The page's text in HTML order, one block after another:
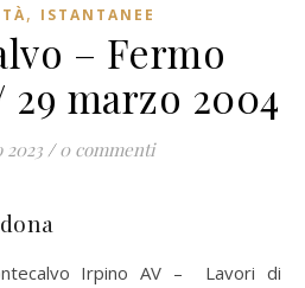
, ISTANTANEE
– Fermo
marzo 2004
2023 / 0 commenti
Irpino AV – Lavori di